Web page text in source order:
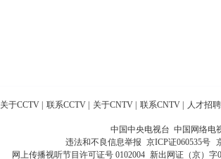
关于CCTV 联系CCTV 关于CNTV 联系CNTV 人才招聘
中国中央电视台 中国网络电
违法和不良信息举报 京ICP证060535号
网上传播视听节目许可证号 0102004 新出网证（京）